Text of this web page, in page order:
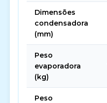
Dimensões
condensadora
(mm)
Peso
evaporadora
(kg)
Peso